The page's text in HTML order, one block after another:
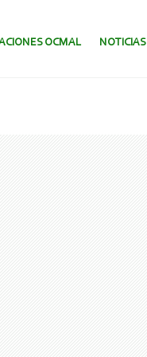
OCMAL NOTICIAS